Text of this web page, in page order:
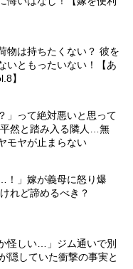
物は持ちたくない？ 彼を
いともったいない！【あ
】
」って絶対悪いと思って
然と踏み入る隣人…無
モヤが止まらない
！」嫁が義母に怒り爆
れど諦めるべき？
怪しい…」ジム通いで別
隠していた衝撃の事実と